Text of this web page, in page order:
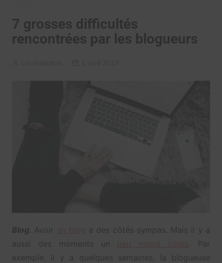
7 grosses difficultés
rencontrées par les blogueurs
Blog . Avoir
a des côtés sympas. Mais il y a
aussi des moments un
. Par
exemple, il y a quelques semaines, la blogueuse